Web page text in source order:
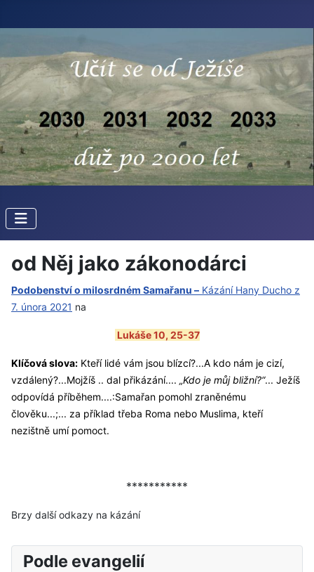
od Něj jako zákonodárci
Podobenství o milosrdném Samařanu – Kázání Hany Ducho z
7. února 2021 na
Lukáše 10, 25-37
Klíčová slova: Kteří lidé vám jsou blízcí?...A kdo nám je cizí,
vzdálený?...Mojžíš .. dal přikázání.... „Kdo je můj bližní?“... Ježíš
odpovídá příběhem....:Samařan pomohl zraněnému
člověku...;... za příklad třeba Roma nebo Muslima, kteří
nezištně umí pomoct.
***********
Brzy další odkazy na kázání
Podle evangelií